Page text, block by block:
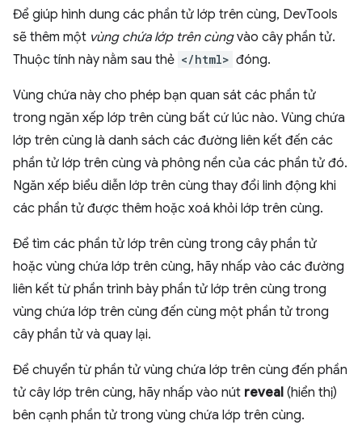
Để giúp hình dung các phần tử lớp trên cùng, DevTools
sẽ thêm một vùng chứa lớp trên cùngvào cây phần tử.
Thuộc tính này nằm sau thẻ </html> đóng.
Vùng chứa này cho phép bạn quan sát các phần tử
trong ngăn xếp lớp trên cùng bất cứ lúc nào. Vùng chứa
lớp trên cùng là danh sách các đường liên kết đến các
phần tử lớp trên cùng và phông nền của các phần tử đó.
Ngăn xếp biểu diễn lớp trên cùng thay đổi linh động khi
các phần tử được thêm hoặc xoá khỏi lớp trên cùng.
Để tìm các phần tử lớp trên cùng trong cây phần tử
hoặc vùng chứa lớp trên cùng, hãy nhấp vào các đường
liên kết từ phần trình bày phần tử lớp trên cùng trong
vùng chứa lớp trên cùng đến cùng một phần tử trong
cây phần tử và quay lại.
Để chuyển từ phần tử vùng chứa lớp trên cùng đến phần
tử cây lớp trên cùng, hãy nhấp vào nút reveal (hiển thị)
bên cạnh phần tử trong vùng chứa lớp trên cùng.